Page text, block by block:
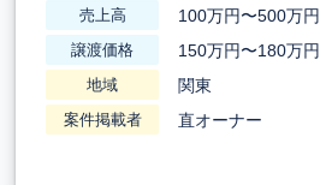
売上高 100万円〜500万円
譲渡価格 150万円〜180万円
地域 関東
案件掲載者 直オーナー